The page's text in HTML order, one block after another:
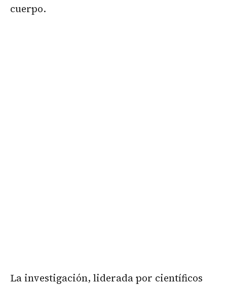
cuerpo.
La investigación, liderada por científicos